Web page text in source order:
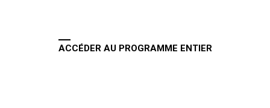
ACCÉDER AU PROGRAMME ENTIER